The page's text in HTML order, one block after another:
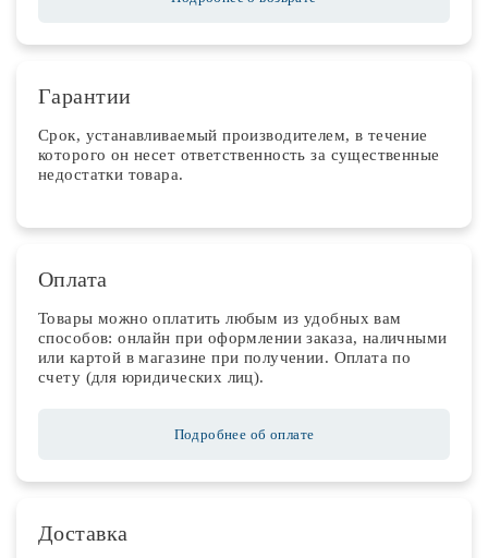
Гарантии
Срок, устанавливаемый производителем, в течение
которого он несет ответственность за существенные
недостатки товара.
Оплата
Товары можно оплатить любым из удобных вам
способов: онлайн при оформлении заказа, наличными
или картой в магазине при получении. Оплата по
счету (для юридических лиц).
Подробнее об оплате
Доставка